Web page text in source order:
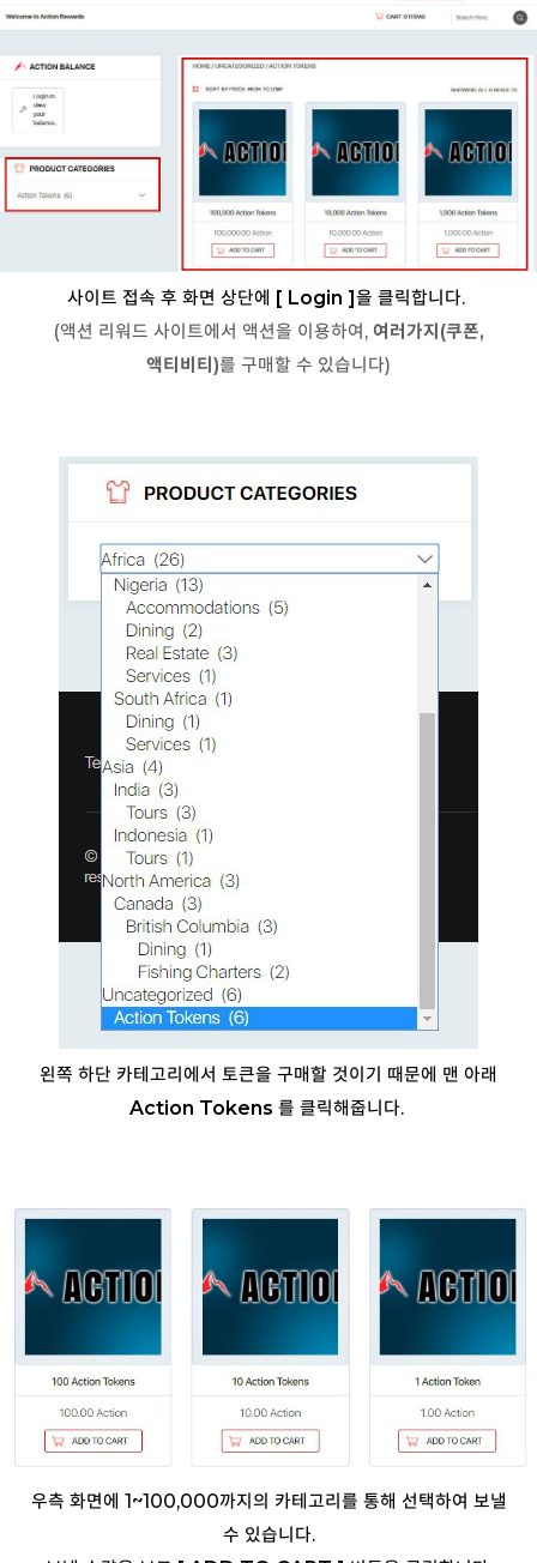
사이트 접속 후 화면 상단에 [ Login ]을 클릭합니다.
(액션 리워드 사이트에서 액션을 이용하여, 여러가지(쿠폰,
액티비티)를 구매할 수 있습니다)
왼쪽 하단 카테고리에서 토큰을 구매할 것이기 때문에 맨 아래
Action Tokens 를 클릭해줍니다.
우측 화면에 1~100,000까지의 카테고리를 통해 선택하여 보낼
수 있습니다.